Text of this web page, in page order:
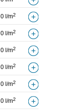
0 l/m2
0 l/m2
0 l/m2
0 l/m2
0 l/m2
0 l/m2